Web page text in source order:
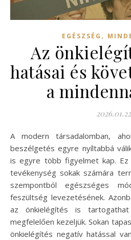
EGÉSZSÉG ,
Az
hatásai és
a
A modern társadalomban, ahol a szexualitásról való
beszélgetés egyre nyíltabbá
is egyre több figyelmet kap. Ez
tevékenység sokak számára
szempontból egészséges
feszültség levezetésének.
az önkielégítés is
megfelelően kezeljük. Sokan
önkielégítés negatív hatással